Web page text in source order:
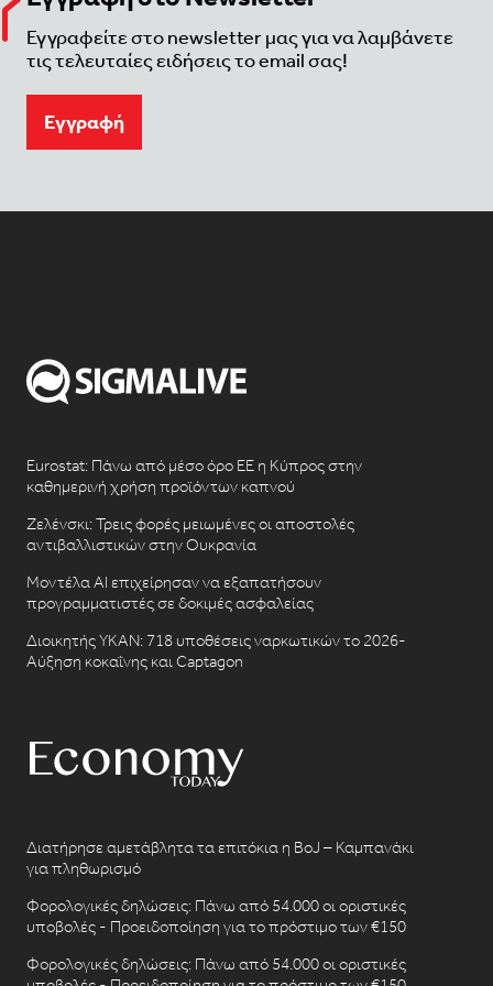
Εγγραφείτε στο newsletter μας για να λαμβάνετε
τις τελευταίες ειδήσεις το email σας!
Eγγραφή
Eurostat: Πάνω από μέσο όρο ΕΕ η Κύπρος στην
καθημερινή χρήση προϊόντων καπνού
Ζελένσκι: Τρεις φορές μειωμένες οι αποστολές
αντιβαλλιστικών στην Ουκρανία
Μοντέλα AI επιχείρησαν να εξαπατήσουν
προγραμματιστές σε δοκιμές ασφαλείας
Διοικητής ΥΚΑΝ: 718 υποθέσεις ναρκωτικών το 2026-
Αύξηση κοκαΐνης και Captagon
Διατήρησε αμετάβλητα τα επιτόκια η BoJ – Καμπανάκι
για πληθωρισμό
Φορολογικές δηλώσεις: Πάνω από 54.000 οι οριστικές
υποβολές - Προειδοποίηση για το πρόστιμο των €150
Φορολογικές δηλώσεις: Πάνω από 54.000 οι οριστικές